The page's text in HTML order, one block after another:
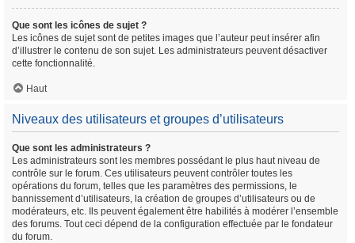
Que sont les icônes de sujet ?
Les icônes de sujet sont de petites images que l’auteur peut insérer afin
d’illustrer le contenu de son sujet. Les administrateurs peuvent désactiver
cette fonctionnalité.
Haut
Niveaux des utilisateurs et groupes d’utilisateurs
Que sont les administrateurs ?
Les administrateurs sont les membres possédant le plus haut niveau de
contrôle sur le forum. Ces utilisateurs peuvent contrôler toutes les
opérations du forum, telles que les paramètres des permissions, le
bannissement d’utilisateurs, la création de groupes d’utilisateurs ou de
modérateurs, etc. Ils peuvent également être habilités à modérer l’ensemble
des forums. Tout ceci dépend de la configuration effectuée par le fondateur
du forum.